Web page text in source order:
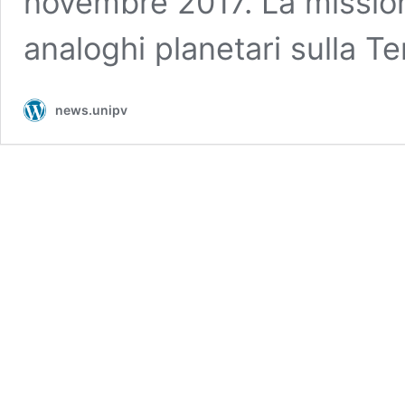
analoghi planetari sulla
news.unipv